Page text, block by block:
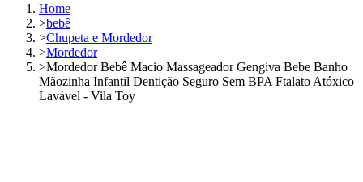
Home
>bebê
>Chupeta e Mordedor
>Mordedor
>Mordedor Bebê Macio Massageador Gengiva Bebe Banho
Mãozinha Infantil Dentição Seguro Sem BPA Ftalato Atóxico
Lavável - Vila Toy